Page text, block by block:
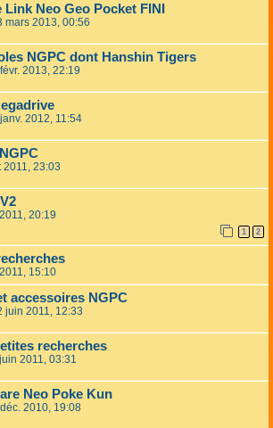
Neo Geo Pocket FINI
mars 2013, 00:56
NGPC dont Hanshin Tigers
2013, 22:19
2012, 11:54
2011, 23:03
20:19
1 2
15:10
accessoires NGPC
juin 2011, 12:33
recherches
2011, 03:31
Neo Poke Kun
2010, 19:08